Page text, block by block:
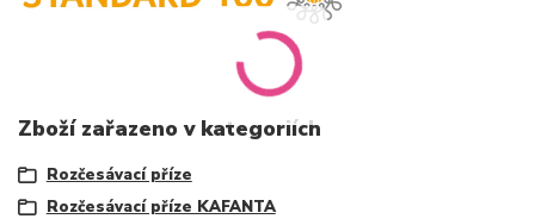
Zboží zařazeno v kategoriích
Rozčesávací příze
Rozčesávací příze KAFANTA